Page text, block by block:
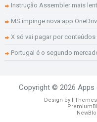
Instrução Assembler mais
MS impinge nova app
X só vai pagar por
Portugal é o segundo
Copyright © 2026 Apps
Design by FThemes